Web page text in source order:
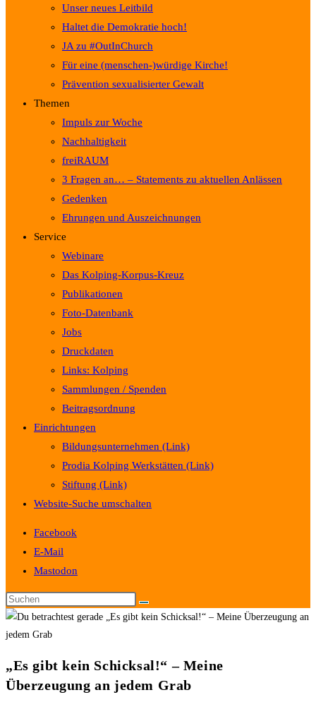
Unser neues Leitbild
Haltet die Demokratie hoch!
JA zu #OutInChurch
Für eine (menschen-)würdige Kirche!
Prävention sexualisierter Gewalt
Themen
Impuls zur Woche
Nachhaltigkeit
freiRAUM
3 Fragen an… – Statements zu aktuellen Anlässen
Gedenken
Ehrungen und Auszeichnungen
Service
Webinare
Das Kolping-Korpus-Kreuz
Publikationen
Foto-Datenbank
Jobs
Druckdaten
Links: Kolping
Sammlungen / Spenden
Beitragsordnung
Einrichtungen
Bildungsunternehmen (Link)
Prodia Kolping Werkstätten (Link)
Stiftung (Link)
Website-Suche umschalten
Facebook
E-Mail
Mastodon
„Es gibt kein Schicksal!“ – Meine
Überzeugung an jedem Grab